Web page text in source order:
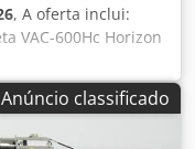
, A oferta inclui:
VAC-600Hc Horizon
display
coleta - Gavetas: 6
de alimentação
de papel -
Anúncio classificado